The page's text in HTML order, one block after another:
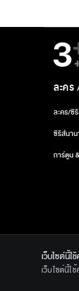
ละคร
ละคร/ซี
ซีรีส์นา
การ์ตูน
เว็บไซต์นี้ใ
เว็บไซต์นี้ใ